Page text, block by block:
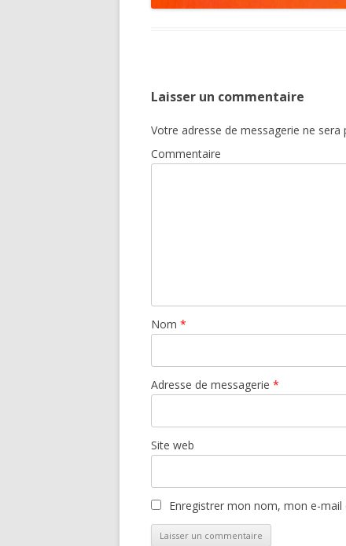
Laisser un commentaire
Votre adresse de messagerie ne sera
Commentaire
Nom *
Adresse de messagerie *
Site web
Enregistrer mon nom, mon e-